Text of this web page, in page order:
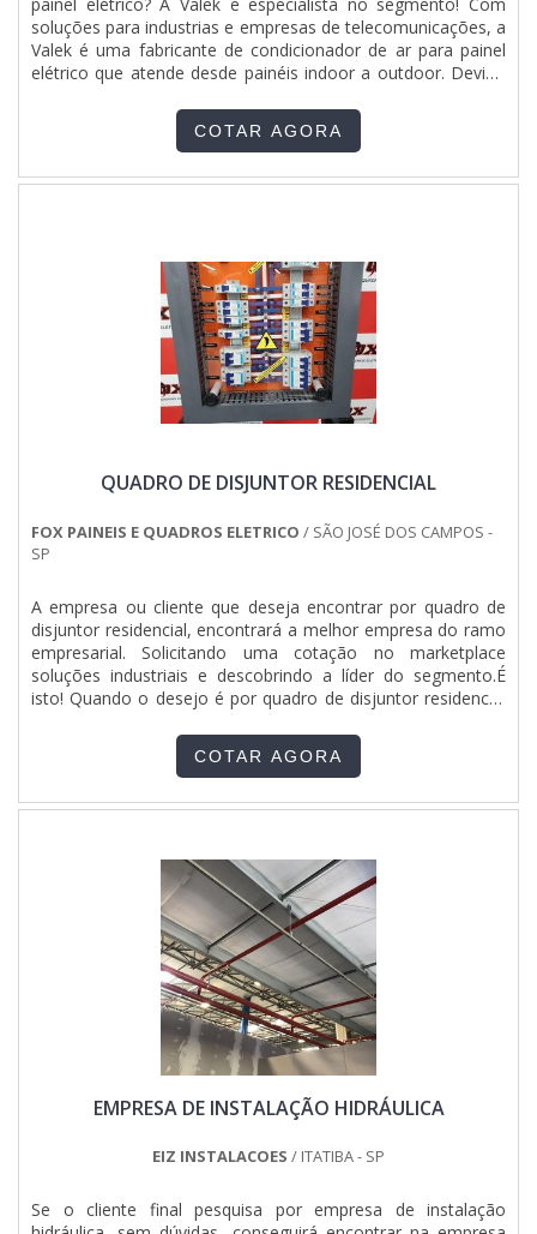
soluções para industrias e empresas de telecomunicações, a
Valek é uma fabricante de condicionador de ar para painel
elétrico que atende desde painéis indoor a outdoor. Devido
do ar condicionado, pode ocorrer parada no funcionamento
de alguns componentes internos do painel.....
COTAR AGORA
QUADRO DE DISJUNTOR RESIDENCIAL
FOX PAINEIS E QUADROS ELETRICO / SÃO JOSÉ DOS CAMPOS -
SP
A empresa ou cliente que deseja encontrar por quadro de
disjuntor residencial, encontrará a melhor empresa do ramo
empresarial. Solicitando uma cotação no marketplace
soluções industriais e descobrindo a líder do segmento.É
isto! Quando o desejo é por quadro de disjuntor residencial
excelente custo-benefício com alto padrão de qualidade. A
empresa objetiva sua energia em produzir uma estrutura
técnica de apoio aos clientes; Serviços de
RESIDENCIALAinda tratando-se de quadro de disjuntor
residencial, deve-se descartar empresas que não tenham
produtos e serviços com ótima qualidade e assertividade,
detalhes primordiais que são deixados de lado por muitas
empresas que não focam na fidelização do cliente.É por
tudo isso e muito mais que a FOX PAINÉIS E QUADROS
ELÉTRICOS é altamente qualificada quando se explana o
segmento de painéis e quadros elétricos. Aqui o objetivo é
garantir o que existe de melhor do mercado para ganrantir o
sucesso dos nossos clientes.Então aproveite esta
nossa equipe através de nossos canais para um
residencial. Nosso time é composto por equipe técnica
lhe atender.mAIS SOBRE PAINÉIS E QUADROS
ELÉTRICOSNa FOX PAINÉIS E QUADROS ELÉTRICOS existe
COTAR AGORA
EMPRESA DE INSTALAÇÃO HIDRÁULICA
EIZ INSTALACOES / ITATIBA - SP
Se o cliente final pesquisa por empresa de instalação